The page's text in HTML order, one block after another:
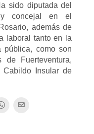
sido diputada del
y concejal en el
además de
laboral tanto en la
pública, como son
de Fuerteventura,
Insular de